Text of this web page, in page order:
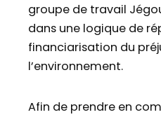
groupe de travail
dans une logique de
financiarisation du
l’environnement.
Afin de prendre en